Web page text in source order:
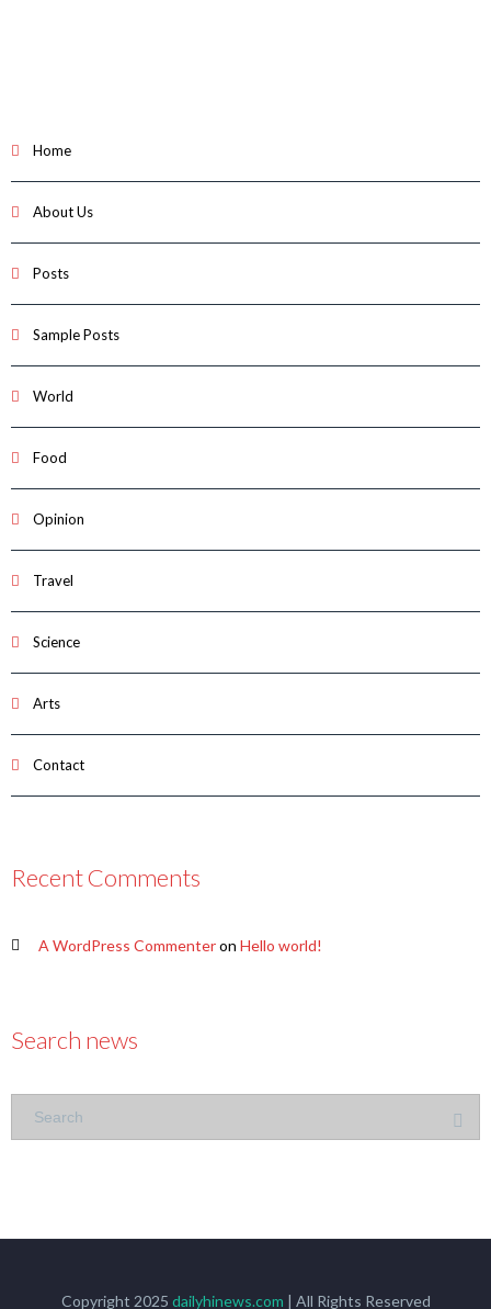
Home
About Us
Posts
Sample Posts
World
Food
Opinion
Travel
Science
Arts
Contact
Recent Comments
A WordPress Commenteron Hello world!
Search news
Copyright 2025 dailyhinews.com | All Rights Reserved